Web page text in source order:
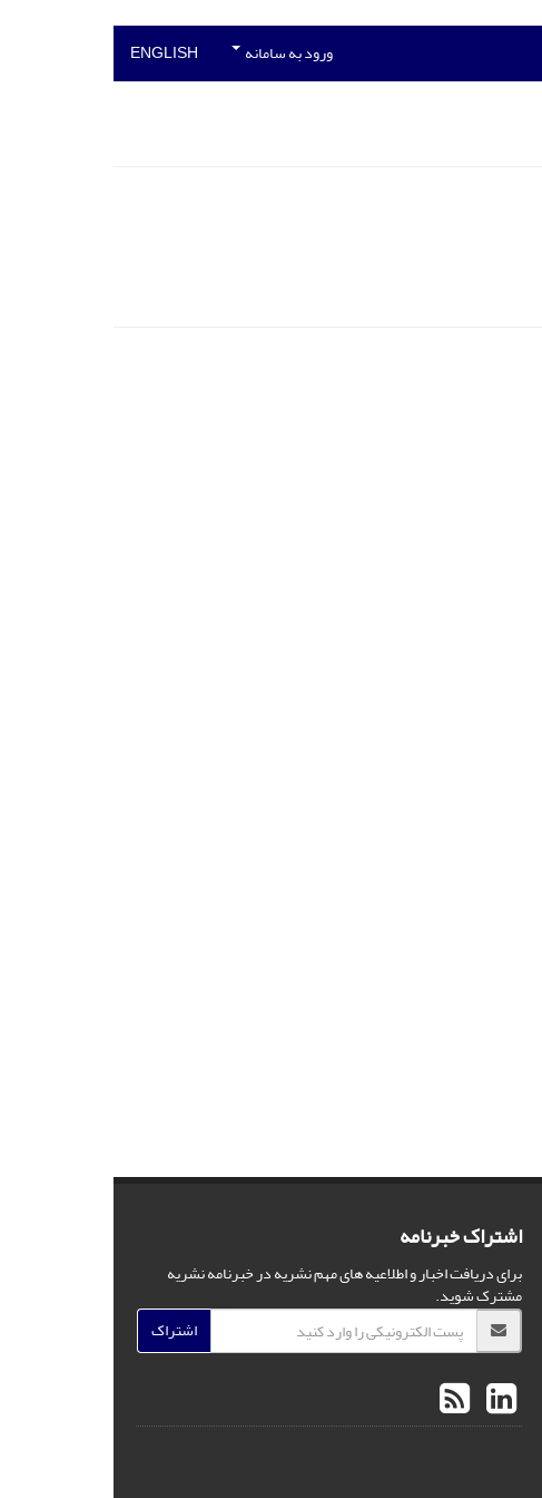
ورود به سامانه ENGLISH
اشتراک خبرنامه
برای دریافت اخبار و اطلاعیه های مهم نشریه در خبرنامه نشریه
مشترک شوید.
اشتراک